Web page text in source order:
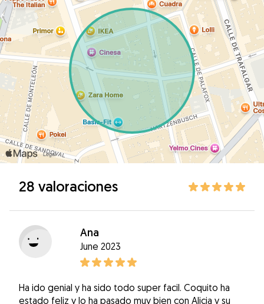
28 valoraciones
Ana
June 2023
Ha ido genial y ha sido todo super facil. Coquito ha
estado feliz y lo ha pasado muy bien con Alicia y su